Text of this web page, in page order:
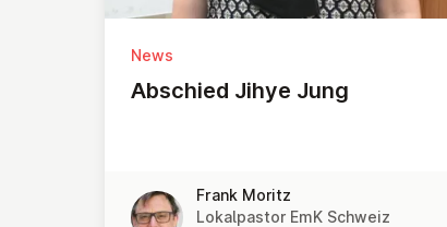
News
Abschied Jihye Jung
Frank Moritz
Lokalpastor EmK Schweiz